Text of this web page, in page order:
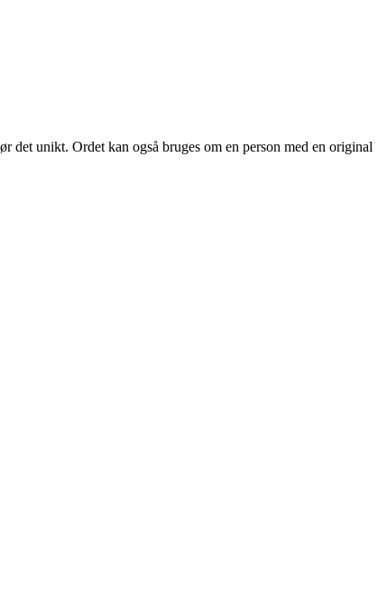
unikt. Ordet kan også bruges om en person med en original